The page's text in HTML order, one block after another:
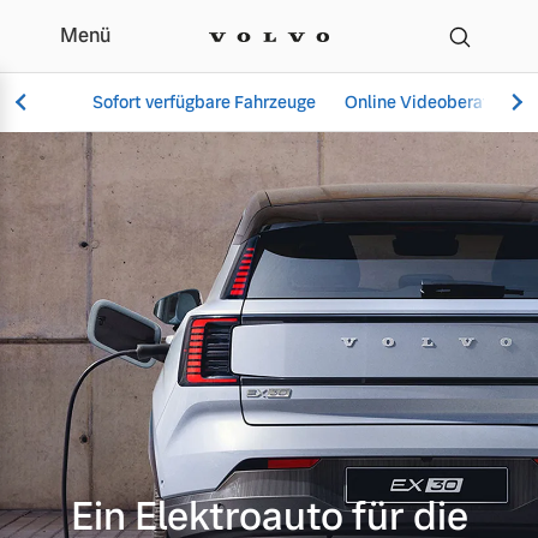
Elektromobilität | K. +
Menü
Sofort verfügbare Fahrzeuge Online Videoberatung
Vollelektrisch
6 Modelle
Plug-in Hybrid
3 Modelle
Aktuelle Angebote
Geschäftskunden
Über uns
Unser Team
Ein Elektroauto für die